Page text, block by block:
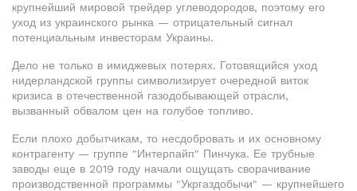
крупнейший мировой трейдер углеводородов, поэтому его
уход из украинского рынка — отрицательный сигнал
потенциальным инвесторам Украины.
Дело не только в имиджевых потерях. Готовящийся уход
нидерландской группы символизирует очередной виток
кризиса в отечественной газодобывающей отрасли,
вызванный обвалом цен на голубое топливо.
Если плохо добытчикам, то несдобровать и их основному
контрагенту — группе "Интерпайп" Пинчука. Ее трубные
заводы еще в 2019 году начали ощущать сворачивание
производственной программы "Укргаздобычи" — крупнейшего